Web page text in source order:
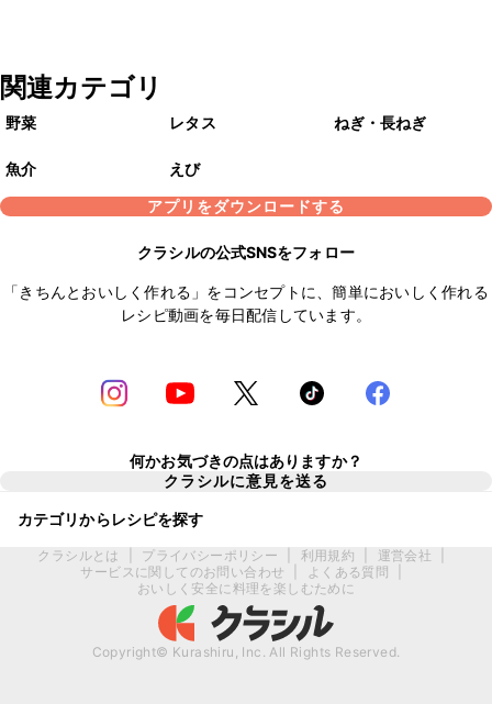
関連カテゴリ
野菜 レタス ねぎ・長ねぎ
魚介
えび
アプリをダウンロードする
クラシルの公式SNSをフォロー
「きちんとおいしく作れる」をコンセプトに、簡単においしく作れる
レシピ動画を毎日配信しています。
何かお気づきの点はありますか？
クラシルに意見を送る
カテゴリからレシピを探す
クラシルとは プライバシーポリシー 利用規約 運営会社
サービスに関してのお問い合わせ
よくある質問
おいしく安全に料理を楽しむために
Copyright© Kurashiru, Inc. All Rights Reserved.